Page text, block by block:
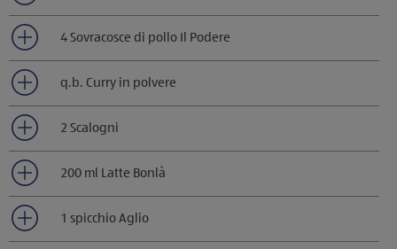
4 Sovracosce di pollo Il Podere
q.b. Curry in polvere
2 Scalogni
200 ml Latte Bonlà
1 spicchio Aglio